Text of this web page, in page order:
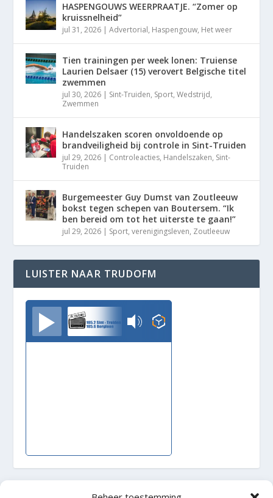
HASPENGOUWS WEERPRAATJE. “Zomer op
kruissnelheid”
jul 31, 2026 |Advertorial, Haspengouw, Het weer
Tien trainingen per week lonen: Truiense
Laurien Delsaer (15) verovert Belgische titel
zwemmen
jul 30, 2026 | Sint-Truiden, Sport,Wedstrijd,
Zwemmen
Handelszaken scoren onvoldoende op
brandveiligheid bij controle in Sint-Truiden
jul 29, 2026 | Controleacties, Handelszaken, Sint-
Truiden
Burgemeester Guy Dumst van Zoutleeuw
bokst tegen schepen van Boutersem. “Ik
ben bereid om tot het uiterste te gaan!”
jul 29, 2026 | Sport,verenigingsleven, Zoutleeuw
LUISTER NAAR TRUDOFM
TrudoFM